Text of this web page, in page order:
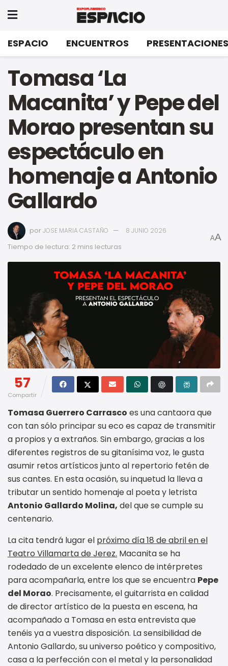
ESPACIO ENCUENTROS PRESENTACIONES
Tomasa ‘La
Macanita’ y Pepe del
Morao presentan su
espectáculo en
homenaje a Antonio
Gallardo
porJOSE MARIA CASTAÑO 8 JUNIO 2026
Tiempo de lectura: 2 mins lecturas
AA
57
Compartir
Tomasa Guerrero Carrasco es una cantaora que
con tan sólo principar su eco es capaz de transmitir
a propios y a extraños. Sin embargo, gracias a los
diferentes registros de su gitanísima voz, le gusta
asumir retos artísticos junto al repertorio fetén de
sus cantes. En esta ocasión, su inquetud la lleva a
tributar un sentido homenaje al poeta y letrista
Antonio Gallardo Molina, del que se cumple su
centenario.
La cita tendrá lugar el próximo día 18 de abril en el
Teatro Villamarta de Jerez. Macanita se ha
rodedado de un excelente elenco de intérpretes
para acompañarla, entre los que se encuentra Pepe
del Morao. Precisamente, el guitarrista en calidad
de director artístico de la puesta en escena, ha
acompañado a Tomasa en esta entrevista que
tenéis ya a vuestra disposición. La sensibilidad de
Antonio Gallardo, su universo poético y compositivo,
casa a la perfección con el metal y la personalidad